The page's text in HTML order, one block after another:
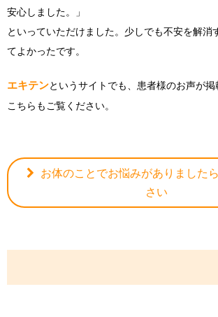
安心しました。」
といっていただけました。少しでも不安を解消
てよかったです。
エキテンというサイトでも、患者様のお声が掲
こちらもご覧ください。
お体のことでお悩みがありました
さい